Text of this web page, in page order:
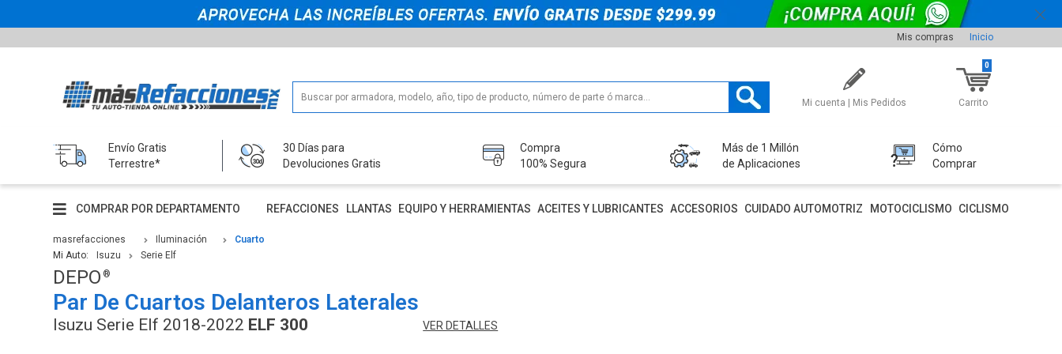
Mis compras Inicio
Mi cuenta | Mis Pedidos Carrito
0
Envío Gratis
Terrestre*
30 Días para
Devoluciones Gratis
Compra
100% Segura
Más de 1 Millón
de Aplicaciones
Cómo
Comprar
COMPRAR POR DEPARTAMENTO REFACCIONES LLANTAS EQUIPO Y HERRAMIENTAS ACEITES Y LUBRICANTES ACCESORIOS CUIDADO AUTOMOTRIZ MOTOCICLISMO CICLISMO
masrefacciones Iluminación
Cuarto
Mi Auto:
Isuzu Serie Elf
DEPO
Par De Cuartos Delanteros Laterales
Isuzu Serie Elf 2018-2022 ELF 300 VER DETALLES